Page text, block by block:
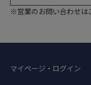
※営業のお問い合わせは
マイページ・ログイン